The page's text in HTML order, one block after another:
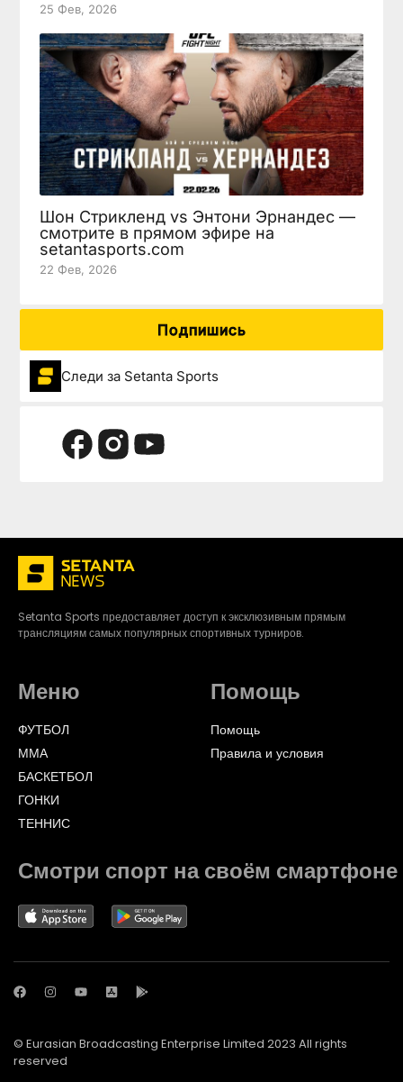
25 Фев, 2026
Шон Стрикленд vs Энтони Эрнандес —
смотрите в прямом эфире на
setantasports.com
22 Фев, 2026
Подпишись
Следи за Setanta Sports
Setanta Sports предоставляет доступ к эксклюзивным прямым
трансляциям самых популярных спортивных турниров.
Меню
ФУТБОЛ
ММА
БАСКЕТБОЛ
ГОНКИ
ТЕННИС
Помощь
Помощь
Правила и условия
Смотри спорт на своём смартфоне
© Eurasian Broadcasting Enterprise Limited 2023 All rights
reserved